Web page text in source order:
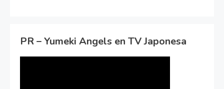
PR – Yumeki Angels en TV Japonesa